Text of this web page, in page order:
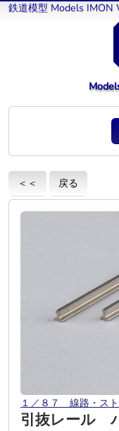
鉄道模型 Models IMON
＜＜ 戻る
１／８７ 線路・ス
引抜レール